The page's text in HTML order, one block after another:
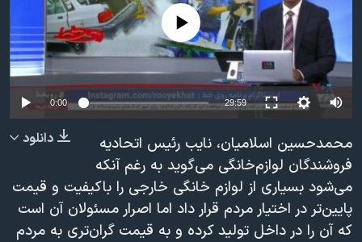
فرهنگ و زندگی
حقوق شهروندی
اقتصادی
علم و فناوری
گالری عکس
آرشیو پخش زنده
مستندها
انتخابات ریاست جمهوری آمریکا ۲۰۲۴
حمله جمهوری اسلامی به اسرائیل
رمز مهسا
اعتراضات زن، زندگی، آزادی
مجموعه مستندهای دادخواهی
تریبونال مردمی آبان ۹۸
دنبال کنید
زبانهای مختلف
No media source currently available
0:00 29:59
دانلود
محمدحسین اسلامیان، نایب رئیس اتحادیه
فروشندگان لوازم‌خانگی می‌گوید به رغم آنکه
می‌شود بسیاری از لوازم خانگی خارجی را باکیفیت و قیمت
پایین‌تر در اختیار مردم قرار داد اما اصرار مسئولان آن است
که آن را در داخل تولید کرده و به قیمت گران‌تری به مردم